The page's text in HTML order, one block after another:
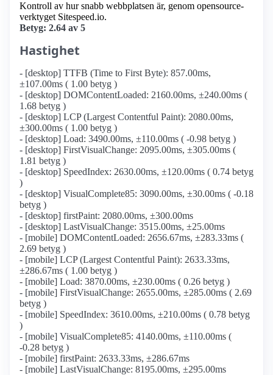
Kontroll av hur snabb webbplatsen är, genom opensource-
verktyget Sitespeed.io.
Betyg: 2.64 av 5
Hastighet
- [desktop] TTFB (Time to First Byte): 857.00ms,
±107.00ms ( 1.00 betyg )
- [desktop] DOMContentLoaded: 2160.00ms, ±240.00ms (
1.68 betyg )
- [desktop] LCP (Largest Contentful Paint): 2080.00ms,
±300.00ms ( 1.00 betyg )
- [desktop] Load: 3490.00ms, ±110.00ms ( -0.98 betyg )
- [desktop] FirstVisualChange: 2095.00ms, ±305.00ms (
1.81 betyg )
- [desktop] SpeedIndex: 2630.00ms, ±120.00ms ( 0.74 betyg
)
- [desktop] VisualComplete85: 3090.00ms, ±30.00ms ( -0.18
betyg )
- [desktop] firstPaint: 2080.00ms, ±300.00ms
- [desktop] LastVisualChange: 3515.00ms, ±25.00ms
- [mobile] DOMContentLoaded: 2656.67ms, ±283.33ms (
2.69 betyg )
- [mobile] LCP (Largest Contentful Paint): 2633.33ms,
±286.67ms ( 1.00 betyg )
- [mobile] Load: 3870.00ms, ±230.00ms ( 0.26 betyg )
- [mobile] FirstVisualChange: 2655.00ms, ±285.00ms ( 2.69
betyg )
- [mobile] SpeedIndex: 3610.00ms, ±210.00ms ( 0.78 betyg
)
- [mobile] VisualComplete85: 4140.00ms, ±110.00ms (
-0.28 betyg )
- [mobile] firstPaint: 2633.33ms, ±286.67ms
- [mobile] LastVisualChange: 8195.00ms, ±295.00ms